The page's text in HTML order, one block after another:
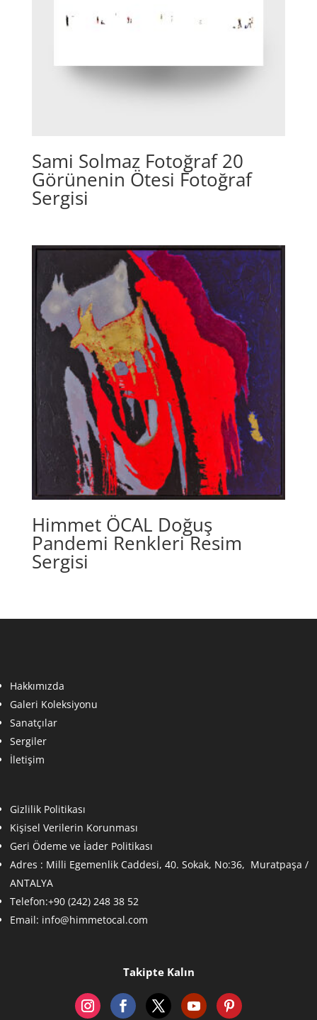
Sami Solmaz Fotoğraf 20
Görünenin Ötesi Fotoğraf
Sergisi
Himmet ÖCAL Doğuş
Pandemi Renkleri Resim
Sergisi
Hakkımızda
Galeri Koleksiyonu
Sanatçılar
Sergiler
İletişim
Gizlilik Politikası
Kişisel Verilerin Korunması
Geri Ödeme ve İader Politikası
Adres : Milli Egemenlik Caddesi, 40. Sokak, No:36, Muratpaşa /
ANTALYA
Telefon:+90 (242) 248 38 52
Email: info@himmetocal.com
Takipte Kalın